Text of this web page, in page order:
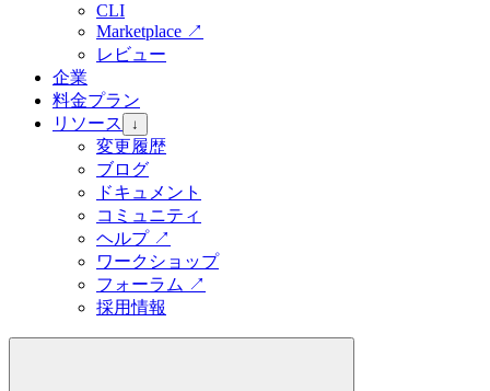
CLI
Marketplace ↗
レビュー
企業
料金プラン
リソース
↓
変更履歴
ブログ
ドキュメント
コミュニティ
ヘルプ↗
ワークショップ
フォーラム ↗
採用情報